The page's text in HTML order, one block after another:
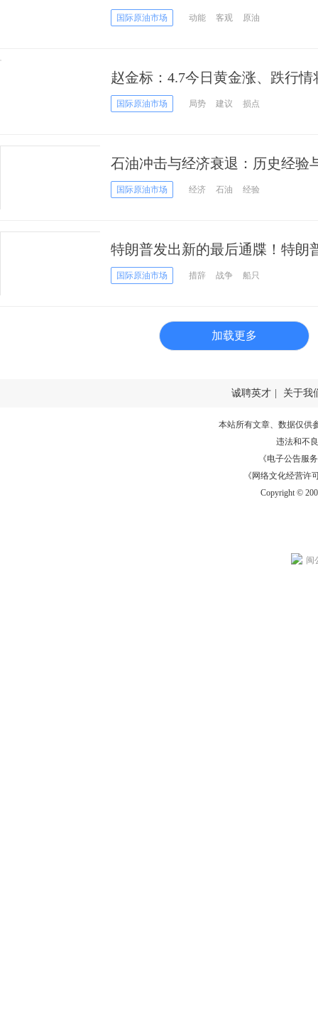
国际原油市场 动能 客观 原油
赵金标：4.7今日黄金涨、跌行
策略
国际原油市场 局势 建议 损点
石油冲击与经济衰退：历史经验
国际原油市场 经济 石油 经验
特朗普发出新的最后通牒！特朗
再次走高
国际原油市场 措辞 战争 船只
加载更多
诚聘英才 | 关于我
本站所有文章、数据仅供
违法和不
《电子公告服务
《网络文化经营许
Copyright ©
闽